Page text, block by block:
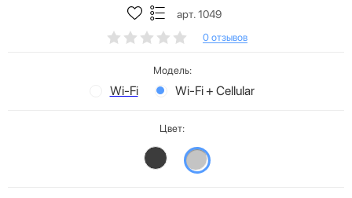
арт. 1049
0 отзывов
Модель:
Wi-Fi Wi-Fi + Cellular
Цвет: